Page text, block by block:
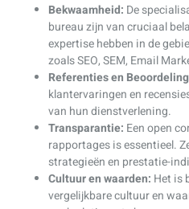
Bekwaamheid: De
bureau zijn van cruciaal
expertise hebben in de
zoals SEO, SEM, Email
Referenties en
klantervaringen en
van hun dienstverlening.
Transparantie: Een open
rapportages is essentieel.
strategieën en prestatie-
Cultuur en waarden: Het is
vergelijkbare cultuur en